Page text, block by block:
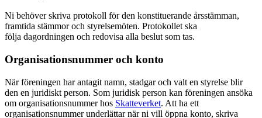
Ni behöver skriva protokoll för den konstituerande årsstämman,
framtida stämmor och styrelsemöten. Protokollet ska
följa dagordningen och redovisa alla beslut som tas.
Organisationsnummer och konto
När föreningen har antagit namn, stadgar och valt en styrelse blir
den en juridiskt person. Som juridisk person kan föreningen ansöka
om organisationsnummer hos Skatteverket. Att ha ett
organisationsnummer underlättar när ni vill öppna konto, skriva